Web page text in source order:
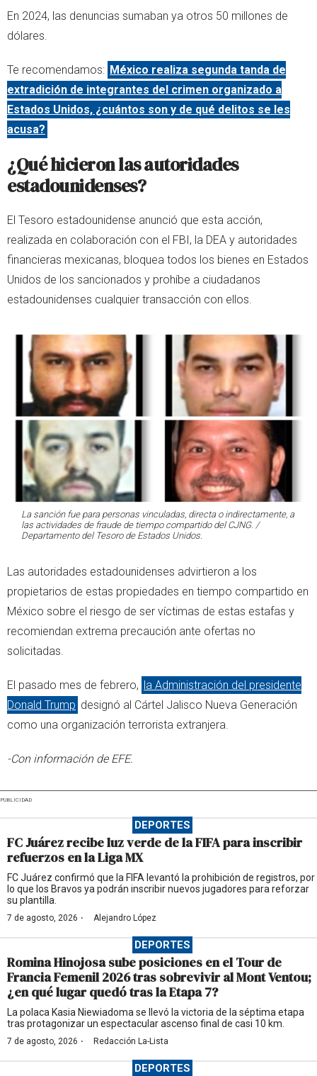
En 2024, las denuncias sumaban ya otros 50 millones de
dólares.
Te recomendamos: México realiza segunda tanda de
extradición de integrantes del crimen organizado a
Estados Unidos, ¿cuántos son y de qué delitos se les
acusa?
¿Qué hicieron las autoridades
estadounidenses?
El Tesoro estadounidense anunció que esta acción,
realizada en colaboración con el FBI, la DEA y autoridades
financieras mexicanas, bloquea todos los bienes en Estados
Unidos de los sancionados y prohíbe a ciudadanos
estadounidenses cualquier transacción con ellos.
La sanción fue para personas vinculadas, directa o indirectamente, a
las actividades de fraude de tiempo compartido del CJNG. /
Departamento del Tesoro de Estados Unidos.
Las autoridades estadounidenses advirtieron a los
propietarios de estas propiedades en tiempo compartido en
México sobre el riesgo de ser víctimas de estas estafas y
recomiendan extrema precaución ante ofertas no
solicitadas.
El pasado mes de febrero, la Administración del presidente
Donald Trump designó al Cártel Jalisco Nueva Generación
como una organización terrorista extranjera.
-Con información de EFE.
PUBLICIDAD
DEPORTES
FC Juárez recibe luz verde de la FIFA para inscribir
refuerzos en la Liga MX
FC Juárez confirmó que la FIFA levantó la prohibición de registros, por
lo que los Bravos ya podrán inscribir nuevos jugadores para reforzar
su plantilla.
7 de agosto, 2026 · Alejandro López
DEPORTES
Romina Hinojosa sube posiciones en el Tour de
Francia Femenil 2026 tras sobrevivir al Mont Ventou;
¿en qué lugar quedó tras la Etapa 7?
La polaca Kasia Niewiadoma se llevó la victoria de la séptima etapa
tras protagonizar un espectacular ascenso final de casi 10 km.
7 de agosto, 2026 · Redacción La-Lista
DEPORTES